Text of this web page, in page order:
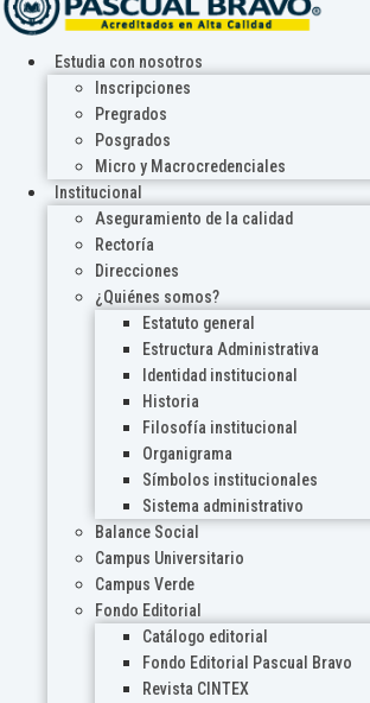
Estudia con nosotros
Inscripciones
Pregrados
Posgrados
Micro y Macrocredenciales
Institucional
Aseguramiento de la calidad
Rectoría
Direcciones
¿Quiénes somos?
Estatuto general
Estructura Administrativa
Identidad institucional
Historia
Filosofía institucional
Organigrama
Símbolos institucionales
Sistema administrativo
Balance Social
Campus Universitario
Campus Verde
Fondo Editorial
Catálogo editorial
Fondo Editorial Pascual Bravo
Revista CINTEX